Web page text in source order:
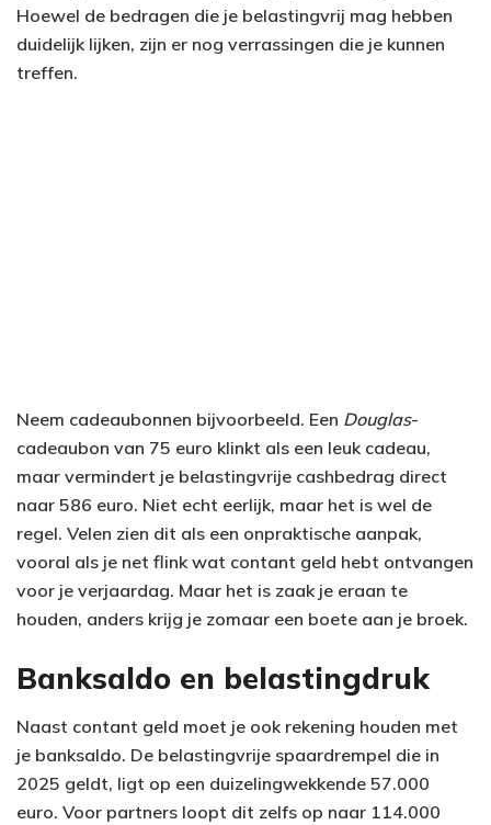
Hoewel de bedragen die je belastingvrij mag hebben
duidelijk lijken, zijn er nog verrassingen die je kunnen
treffen.
Neem cadeaubonnen bijvoorbeeld. Een Douglas-
cadeaubon van 75 euro klinkt als een leuk cadeau,
maar vermindert je belastingvrije cashbedrag direct
naar 586 euro. Niet echt eerlijk, maar het is wel de
regel. Velen zien dit als een onpraktische aanpak,
vooral als je net flink wat contant geld hebt ontvangen
voor je verjaardag. Maar het is zaak je eraan te
houden, anders krijg je zomaar een boete aan je broek.
Banksaldo en belastingdruk
Naast contant geld moet je ook rekening houden met
je banksaldo. De belastingvrije spaardrempel die in
2025 geldt, ligt op een duizelingwekkende 57.000
euro. Voor partners loopt dit zelfs op naar 114.000